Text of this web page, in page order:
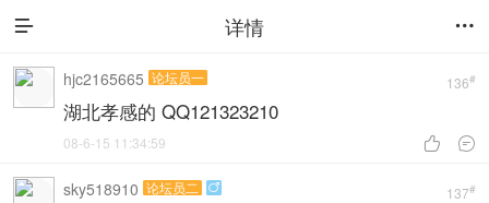
 详情 
136#
hjc2165665 论坛员一
湖北孝感的 QQ121323210
 
08-6-15 11:34:59
137#
sky518910 论坛员二 